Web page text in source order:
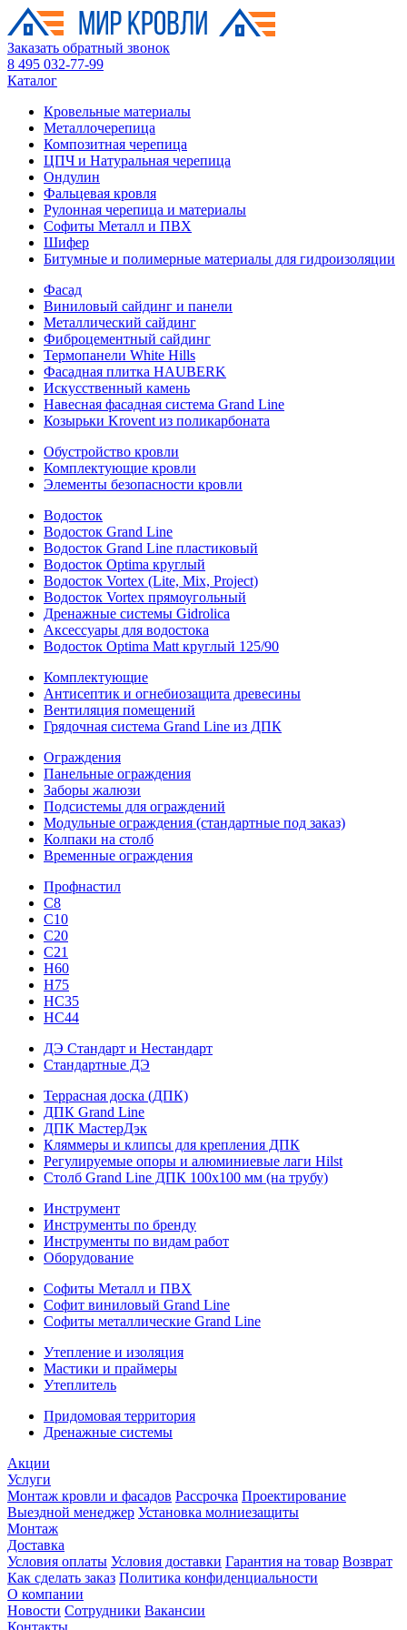
Заказать обратный звонок
8 495 032-77-99
Каталог
Кровельные материалы
Металлочерепица
Композитная черепица
ЦПЧ и Натуральная черепица
Ондулин
Фальцевая кровля
Рулонная черепица и материалы
Софиты Металл и ПВХ
Шифер
Битумные и полимерные материалы для гидроизоляции
Фасад
Виниловый сайдинг и панели
Металлический сайдинг
Фиброцементный сайдинг
Термопанели White Hills
Фасадная плитка HAUBERK
Искусственный камень
Навесная фасадная система Grand Line
Козырьки Krovent из поликарбоната
Обустройство кровли
Комплектующие кровли
Элементы безопасности кровли
Водосток
Водосток Grand Line
Водосток Grand Line пластиковый
Водосток Optima круглый
Водосток Vortex (Lite, Mix, Project)
Водосток Vortex прямоугольный
Дренажные системы Gidrolica
Аксессуары для водостока
Водосток Optima Matt круглый 125/90
Комплектующие
Антисептик и огнебиозащита древесины
Вентиляция помещений
Грядочная система Grand Line из ДПК
Ограждения
Панельные ограждения
Заборы жалюзи
Подсистемы для ограждений
Модульные ограждения (стандартные под заказ)
Колпаки на столб
Временные ограждения
Профнастил
С8
С10
С20
С21
H60
H75
HС35
НС44
ДЭ Стандарт и Нестандарт
Стандартные ДЭ
Террасная доска (ДПК)
ДПК Grand Line
ДПК МастерДэк
Кляммеры и клипсы для крепления ДПК
Регулируемые опоры и алюминиевые лаги Hilst
Столб Grand Line ДПК 100х100 мм (на трубу)
Инструмент
Инструменты по бренду
Инструменты по видам работ
Оборудование
Софиты Металл и ПВХ
Софит виниловый Grand Line
Софиты металлические Grand Line
Утепление и изоляция
Мастики и праймеры
Утеплитель
Придомовая территория
Дренажные системы
Акции
Услуги
Монтаж кровли и фасадов Рассрочка Проектирование
Выездной менеджер Установка молниезащиты
Монтаж
Доставка
Условия оплаты Условия доставки Гарантия на товар Возврат
Как сделать заказ Политика конфиденциальности
О компании
Новости Сотрудники Вакансии
Контакты